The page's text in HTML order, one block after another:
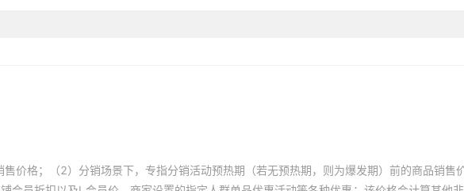
价格；（2）分销场景下，专指分销活动预热期（若无预热期，则为爆发期）前的商品销售